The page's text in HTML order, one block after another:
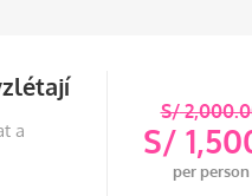
a
S/
cena
S/
per person